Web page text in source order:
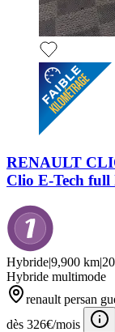
RENAULT
Clio E-Tech
Hybride|9,900 km|
Hybride multimode
renault persan
dès 326€/mois